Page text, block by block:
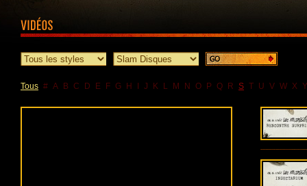
Tous # A B C D E F G H J K L M N O P Q R S T U V W X Y